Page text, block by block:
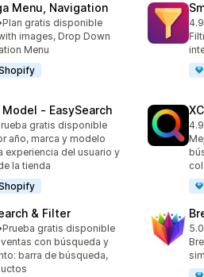
Menu, Navigation
en total
Plan gratis disponible
images, Drop Down
Menu
4.9
‑ EasySearch
totalgratis disponible
año, marca y modelo
experiencia del usuario y
la tienda
4.9
& Filter
en total
Prueba gratis disponible
con búsqueda y
barra de búsqueda,
5.0
30